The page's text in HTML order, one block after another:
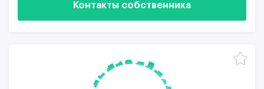
Контакты собственника